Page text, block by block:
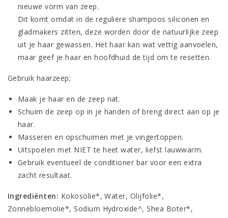
nieuwe vorm van zeep.
Dit komt omdat in de reguliere shampoos siliconen en
gladmakers zitten, deze worden door de natuurlijke zeep
uit je haar gewassen. Het haar kan wat vettig aanvoelen,
maar geef je haar en hoofdhuid de tijd om te resetten.
Gebruik haarzeep;
Maak je haar en de zeep nat.
Schuim de zeep op in je handen of breng direct aan op je
haar.
Masseren en opschuimen met je vingertoppen.
Uitspoelen met NIET te heet water, liefst lauwwarm.
Gebruik eventueel de conditioner bar voor een extra
zacht resultaat.
Ingrediënten: Kokosolie*, Water, Olijfolie*,
Zonnebloemolie*, Sodium Hydroxide^, Shea Boter*,